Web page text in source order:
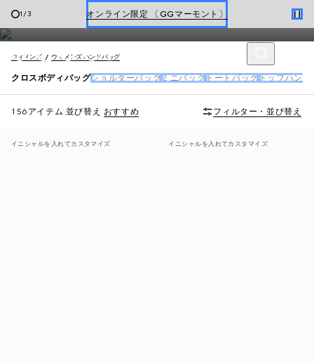
2/3 オンライン限定 〔GGマーモント〕
ホリデーに最適なトラベルアイテム
クロスボディバッグ
ウィメンズ ウィメンズ ハンドバッグ
クロスボディバッグショルダーバッグ ミニバッグ トートバッグ トップハン
156アイテム 並び替え おすすめ フィルター・並び替え
イニシャルを入れてカスタマイズ イニシャルを入れてカスタマイズ